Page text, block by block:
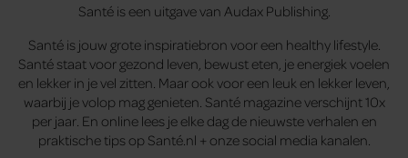
Santé is een uitgave van Audax Publishing.
Santé is jouw grote inspiratiebron voor een healthy lifestyle.
Santé staat voor gezond leven, bewust eten, je energiek voelen
en lekker in je vel zitten. Maar ook voor een leuk en lekker leven,
waarbij je volop mag genieten. Santé magazine verschijnt 10x
per jaar. En online lees je elke dag de nieuwste verhalen en
praktische tips op Santé.nl + onze social media kanalen.